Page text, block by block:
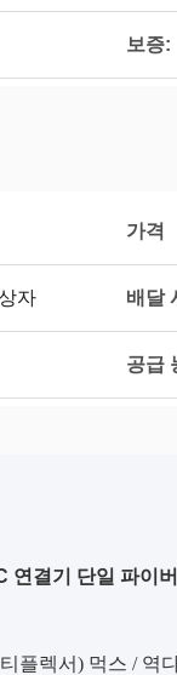
보증:
가격
자 배달
공급
연결기 단일 파이
플렉서) 먹스 / 역